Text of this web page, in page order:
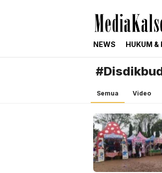
mediakalsel.com
Berita Update Banua
NEWS HUKUM &
Semua Video